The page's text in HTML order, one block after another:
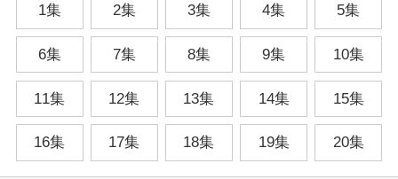
1集
2集 3集 4集 5集
6集 7集 8集 9集 10集
11集 12集 13集 14集 15集
16集 17集 18集 19集 20集